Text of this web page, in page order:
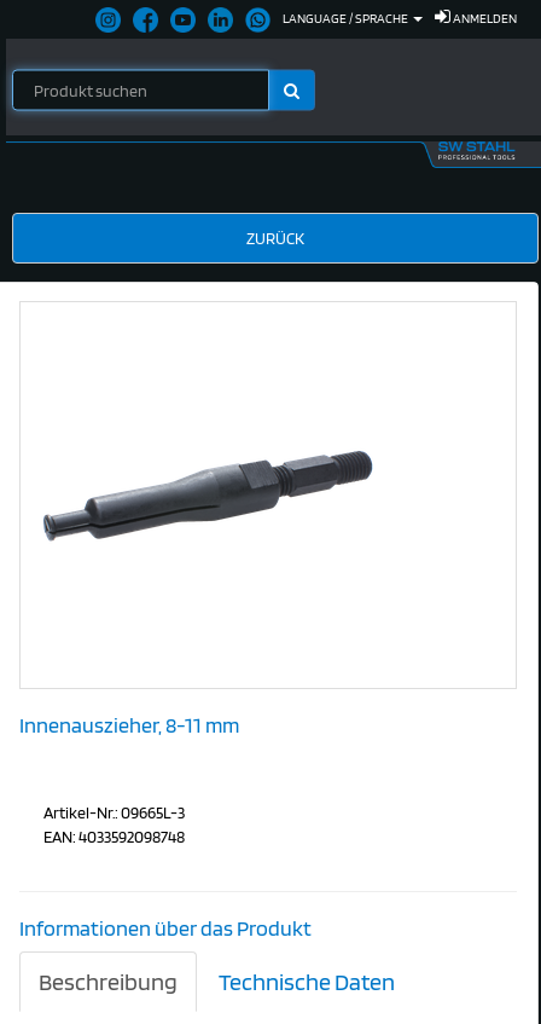
ANMELDEN
LANGUAGE / SPRACHE
Innenauszieher, 8-11 mm
Artikel-Nr.: 09665L-3
EAN: 4033592098748
Informationen über das Produkt
Beschreibung Technische Daten